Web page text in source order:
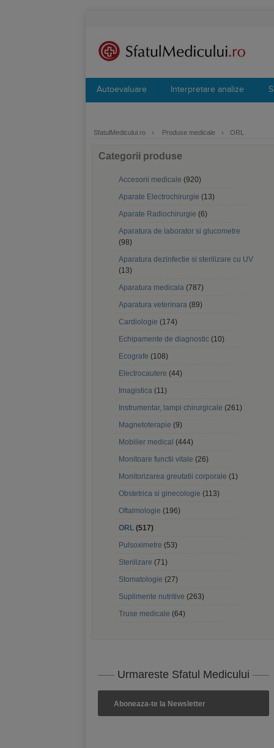
Autoevaluare Interpretare analize
SfatulMedicului.ro › Produse medicale › ORL
Categorii produse
Accesorii medicale (920)
Aparate Electrochirurgie (13)
Aparate Radiochirurgie (6)
Aparatura de laborator si glucometre
(98)
Aparatura dezinfectie si sterilizare cu UV
(13)
Aparatura medicala (787)
Aparatura veterinara (89)
Cardiologie (174)
Echipamente de diagnostic (10)
Ecografe (108)
Electrocautere (44)
Imagistica (11)
Instrumentar, lampi chirurgicale (261)
Magnetoterapie (9)
Mobilier medical (444)
Monitoare functii vitale (26)
Monitorizarea greutatii corporale (1)
Obstetrica si ginecologie (113)
Oftalmologie (196)
ORL (517)
Pulsoximetre (53)
Sterilizare (71)
Stomatologie (27)
Suplimente nutritive (263)
Truse medicale (64)
Urmareste Sfatul Medicului
Aboneaza-te la Newsletter